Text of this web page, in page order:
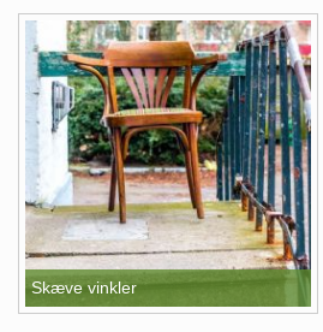
Skæve vinkler